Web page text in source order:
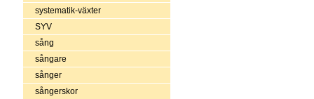
systematik-växter
SYV
sång
sångare
sånger
sångerskor